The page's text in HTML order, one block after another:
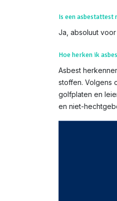
Is een asbestattest
Ja, absoluut
Hoe herken ik
Asbest
stoffen. Volgens
golfplaten en
en niet-